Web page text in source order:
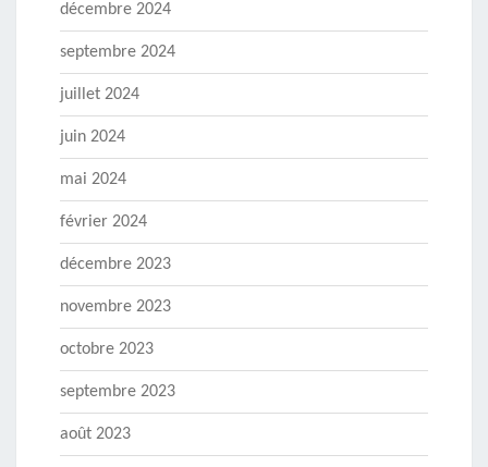
décembre 2024
septembre 2024
juillet 2024
juin 2024
mai 2024
février 2024
décembre 2023
novembre 2023
octobre 2023
septembre 2023
août 2023